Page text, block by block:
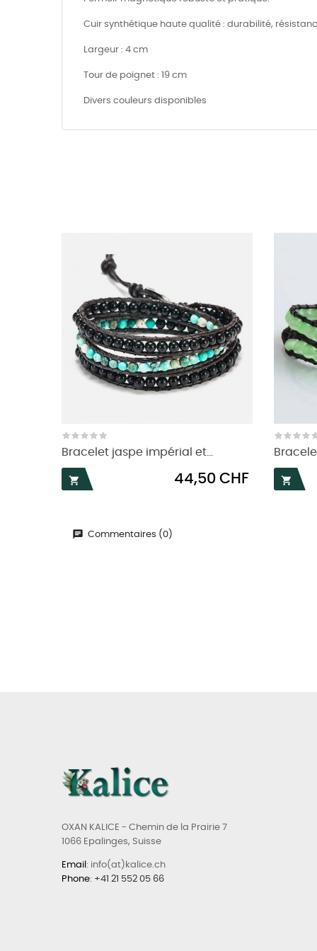
Cuir synthétique haute qualité : durabilité,
Largeur : 4 cm
Tour de poignet : 19 cm
Divers couleurs disponibles
Bracelet jaspe impérial et...

Prix
44,50 CHF 
Commentaires (0)
OXAN KALICE - Chemin de la Prairie 7
1066 Epalinges, Suisse
Email : info(at)kalice.ch
Phone: +41 21 552 05 66